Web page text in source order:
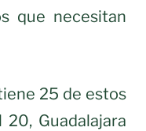
que necesitan
25 de estos
20, Guadalajara